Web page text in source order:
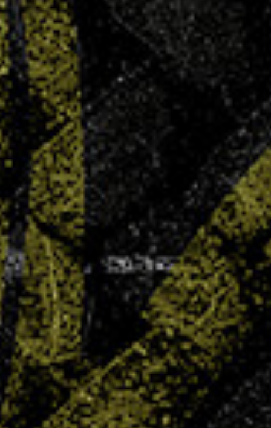
AG élective – Dimanche 29 juin
4 JUIN 2025
Le Villers Handball convie l’ensemble de ses
membres, joueuses, joueurs, parents, bénévoles,
partenaires et sympathisants à son Assemblée
Générale Élective qui se tiendra le dimanche 29
juin 2025 à 11h00, au COSEC Marie Marvingt à
Villers-lès-Nancy. Ordre du jour :...
LIRE PLUS
UNSS : carton plein pour Chepfer
3 JUIN 2025
Objectif annoncé, objectif atteint ! Cette année,